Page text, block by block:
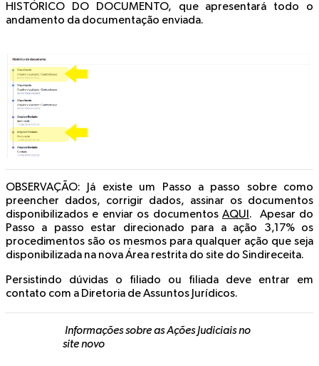
HISTÓRICO DO DOCUMENTO, que apresentará todo o
andamento da documentação enviada.
OBSERVAÇÃO: Já existe um Passo a passo sobre como
preencher dados, corrigir dados, assinar os documentos
disponibilizados e enviar os documentos AQUI. Apesar do
Passo a passo estar direcionado para a ação 3,17% os
procedimentos são os mesmos para qualquer ação que seja
disponibilizada na nova Área restrita do site do Sindireceita.
Persistindo dúvidas o filiado ou filiada deve entrar em
contato com a Diretoria de Assuntos Jurídicos.
Informações sobre as Ações Judiciais no
site novo